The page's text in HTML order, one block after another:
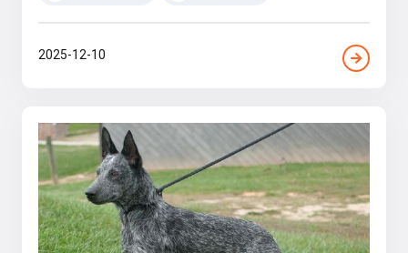
2025-12-10